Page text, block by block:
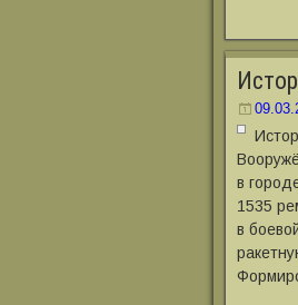
в
1535
в